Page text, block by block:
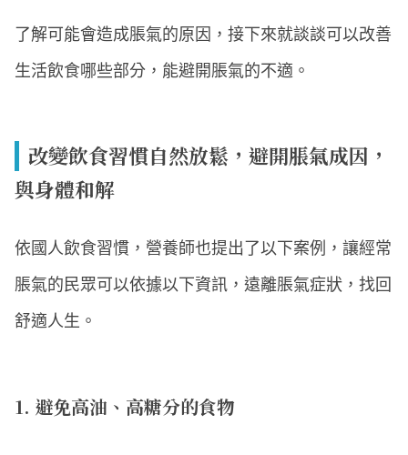
了解可能會造成脹氣的原因，接下來就談談可以改善
生活飲食哪些部分，能避開脹氣的不適。
改變飲食習慣自然放鬆，避開脹氣成因，
與身體和解
依國人飲食習慣，營養師也提出了以下案例，讓經常
脹氣的民眾可以依據以下資訊，遠離脹氣症狀，找回
舒適人生。
1. 避免高油、高糖分的食物